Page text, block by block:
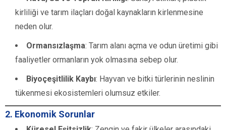
kirliliği ve tarım ilaçları doğal kaynakların kirlenmesine
neden olur.
Ormansızlaşma: Tarım alanı açma ve odun üretimi gibi
faaliyetler ormanların yok olmasına sebep olur.
Biyoçeşitlilik Kaybı: Hayvan ve bitki türlerinin neslinin
tükenmesi ekosistemleri olumsuz etkiler.
2. Ekonomik Sorunlar